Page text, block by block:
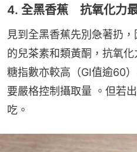
4. 全黑香蕉 抗氧化力
見到全黑香蕉先別急著扔
的兒茶素和類黃酮，抗氧
糖指數亦較高（GI值逾60
要嚴格控制攝取量 。但若
吃。